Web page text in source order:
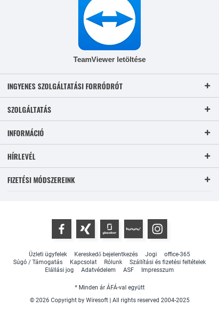
TeamViewer letöltése
INGYENES SZOLGÁLTATÁSI FORRÓDRÓT
SZOLGÁLTATÁS
INFORMÁCIÓ
HÍRLEVÉL
FIZETÉSI MÓDSZEREINK
Üzleti ügyfelek Kereskedő bejelentkezés Jogi
office-365
Súgó / Támogatás
Kapcsolat Rólunk
Szállítási és fizetési feltételek
Elállási jog
Adatvédelem ASF Impresszum
* Minden ár ÁFÁ-val együtt
© 2026 Copyright by Wiresoft | All rights reserved 2004-2025